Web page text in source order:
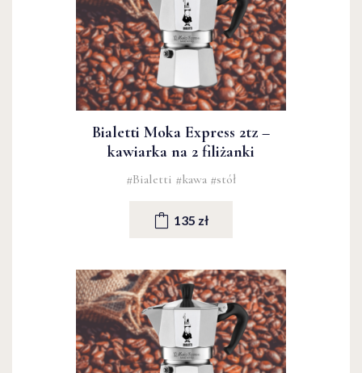
Bialetti Moka Express 2tz –
kawiarka na 2 filiżanki
#Bialetti #kawa #stół
135 zł